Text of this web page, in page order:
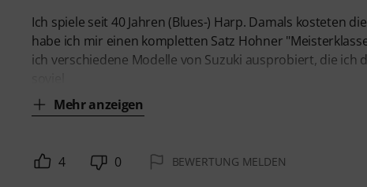
Ich spiele seit 40 Jahren (Blues-) Harp. Damals kosteten
habe ich mir einen kompletten Satz Hohner
ich verschiedene Modelle von Suzuki ausprobiert, die
Mehr anzeigen
4 0 BEWERTUNG MELDEN